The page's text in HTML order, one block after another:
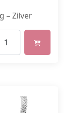
– Zilver